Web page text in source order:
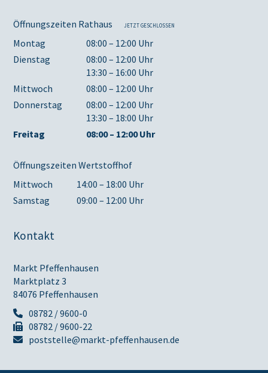
Öffnungszeiten Rathaus JETZT GESCHLOSSEN
Montag
08:00 – 12:00 Uhr
Dienstag
08:00 – 12:00 Uhr
13:30 – 16:00 Uhr
Mittwoch
08:00 – 12:00 Uhr
Donnerstag
08:00 – 12:00 Uhr
13:30 – 18:00 Uhr
Freitag
08:00 – 12:00 Uhr
Öffnungszeiten Wertstoffhof
Mittwoch
14:00 – 18:00 Uhr
Samstag
09:00 – 12:00 Uhr
Kontakt
Markt Pfeffenhausen
Marktplatz 3
84076 Pfeffenhausen
08782 / 9600-0
08782 / 9600-22
poststelle@markt-pfeffenhausen.de